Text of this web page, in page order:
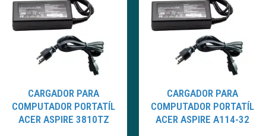
CARGADOR PARA
COMPUTADOR PORTATÍL
ACER ASPIRE 3810TZ
CARGADOR PARA
COMPUTADOR PORTATÍL
ACER ASPIRE A114-32